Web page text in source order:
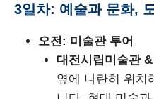
3일차: 예술과 문화,
오전: 미술관 투어
대전시립미술관
옆에 나란히 위치